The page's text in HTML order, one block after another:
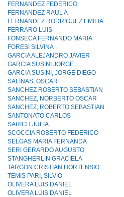
FERNANDEZ FEDERICO
FERNANDEZ RAUL A
FERNANDEZ RODRIGUEZ EMILIA
FERRARO LUIS
FONSECA FERNANDO MARIA
FORESI SILVINA
GARCIA ALEJANDRO JAVIER
GARCIA SUSINI JORGE
GARCIA SUSINI, JORGE DIEGO
SALINAS, OSCAR
SANCHEZ ROBERTO SEBASTIAN
SANCHEZ, NORBERTO OSCAR
SANCHEZ, ROBERTO SEBASTIAN
SANTONATO CARLOS
SARICH JULIA
SCOCCIA ROBERTO FEDERICO
SELGAS MARIA FERNANDA
SERI GERARDO AUGUSTO
STANGHERLIN GRACIELA
TARGON CRISTIAN HORTENSIO
TEMIS PARI, SILVIO
OLIVERA LUIS DANIEL
OLIVERA LUIS DANIEL